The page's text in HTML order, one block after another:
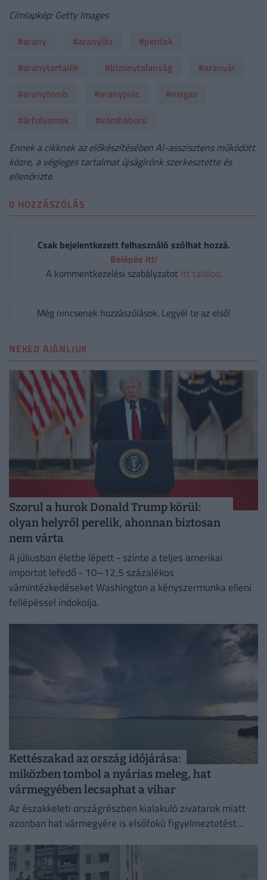
Címlapkép: Getty Images
#arany
#aranyláz
#péntek
#aranytartalék
#bizonytalanság
#aranyár
#aranytömb
#aranypiac
#magas
#árfolyamok
#vámháború
Ennek a cikknek az előkészítésében AI-asszisztens működött
közre, a végleges tartalmat újságírónk szerkesztette és
ellenőrizte.
0 HOZZÁSZÓLÁS
Csak bejelentkezett felhasználó szólhat hozzá.
Belépés itt!
A kommentkezelési szabályzatot itt találod.
Még nincsenek hozzászólások. Legyél te az első!
NEKED AJÁNLJUK
Szorul a hurok Donald Trump körül:
olyan helyről perelik, ahonnan biztosan
nem várta
A júliusban életbe lépett - szinte a teljes amerikai
importot lefedő - 10–12,5 százalékos
vámintézkedéseket Washington a kényszermunka elleni
fellépéssel indokolja.
Kettészakad az ország időjárása:
miközben tombol a nyárias meleg, hat
vármegyében lecsaphat a vihar
Az északkeleti országrészben kialakuló zivatarok miatt
azonban hat vármegyére is elsőfokú figyelmeztetést